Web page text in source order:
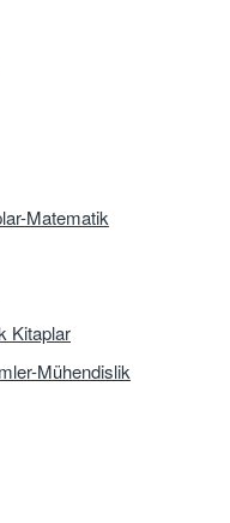
Matematik
Kitaplar
Mühendislik